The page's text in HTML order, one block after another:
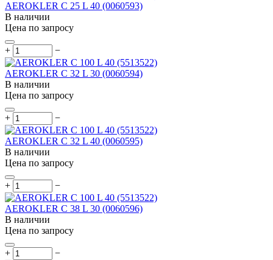
AEROKLER C 25 L 40 (0060593)
В наличии
Цена по запросу
+ −
AEROKLER C 32 L 30 (0060594)
В наличии
Цена по запросу
+ −
AEROKLER C 32 L 40 (0060595)
В наличии
Цена по запросу
+ −
AEROKLER C 38 L 30 (0060596)
В наличии
Цена по запросу
+ −